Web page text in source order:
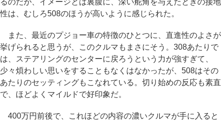
るのだが、イメージとは裏腹に、深い舵角を与えたときの接地
性は、むしろ508のほうが高いように感じられた。
また、最近のプジョー車の特徴のひとつに、直進性のよさが
挙げられると思うが、このクルマもまさにそう。308あたりで
は、ステアリングのセンターに戻ろうという力が強すぎて、
少々煩わしい思いをすることもなくはなかったが、508はその
あたりのセッティングもこなれている。切り始めの反応も素直
で、ほどよくマイルドで好印象だ。
400万円前後で、これほどの内容の濃いクルマが手に入ると